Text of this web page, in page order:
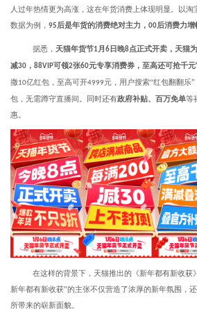
人过年热情更为高涨，这在年货消费上体现明显。以
数据为例， 95后是年货的消费绝对主力， 00后消费力增
据悉， 天猫年货节1月6日晚8点正式开卖，天猫
减30 ， 88VIP可领2张60元专享消费券，至高还可抢千元
撒10亿红包，至高可开4999元，用户搜索“红包翻翻乐
包，无需蹲守直播间。同时还有政府补贴、百万免单等
惠。
在这样的背景下，天猫推出的《新年都有新收获
新年都有新收获”的主张不仅营造了浓厚的新年氛围，
所带来的崭新面貌。